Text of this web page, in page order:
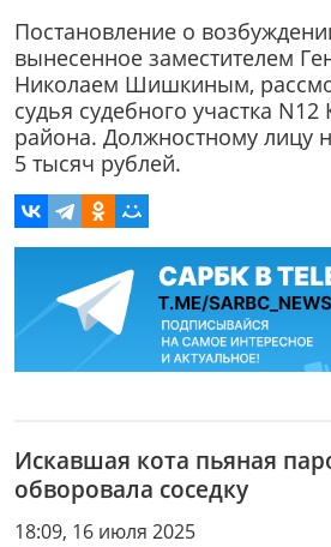
Постановление о
вынесенное заместителем
Николаем Шишкиным,
судья судебного участка N12
района. Должностному лицу
5 тысяч рублей.
Искавшая кота пьяная
обворовала соседку
18:09, 16 июля 2025